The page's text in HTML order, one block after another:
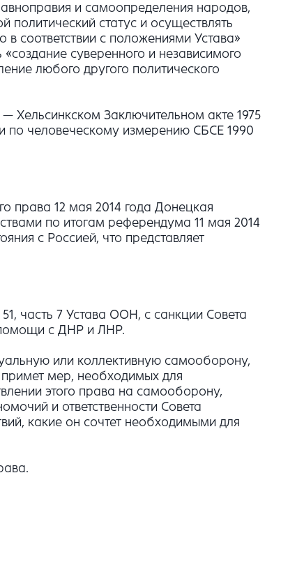
и самоопределения народов,
статус и осуществлять
соответствии с положениями Устава»
суверенного и независимого
любого другого политического
Хельсинкском Заключительном акте 1975
по человеческому измерению СБСЕ 1990
права 12 мая 2014 года Донецкая
по итогам референдума 11 мая 2014
с Россией, что представляет
часть 7 Устава ООН, с санкции Совета
с ДНР и ЛНР.
или коллективную самооборону,
мер, необходимых для
этого права на самооборону,
и ответственности Совета
какие он сочтет необходимыми для